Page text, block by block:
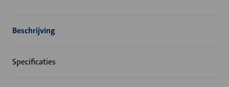
Beschrijving
Specificaties